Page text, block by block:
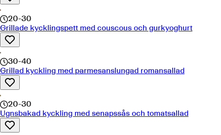
20-30
Grillade kycklingspett med couscous och gurkyoghurt
30-40
Grillad kyckling med parmesanslungad romansallad
20-30
Ugnsbakad kyckling med senapssås och tomatsallad